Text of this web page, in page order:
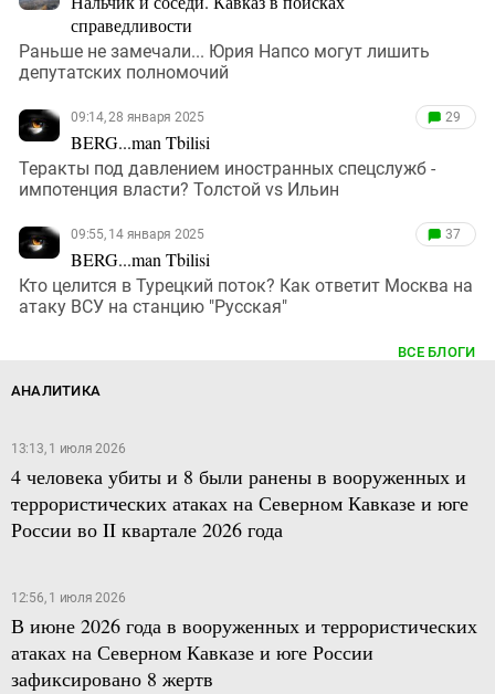
справедливости
Раньше не замечали... Юрия Напсо могут лишить
депутатских полномочий
09:14, 28 января 2025
BERG...man Tbilisi
29
Теракты под давлением иностранных спецслужб -
импотенция власти? Толстой vs Ильин
09:55, 14 января 2025
BERG...man Tbilisi
37
Кто целится в Турецкий поток? Как ответит Москва на
атаку ВСУ на станцию "Русская"
ВСЕ БЛОГИ
АНАЛИТИКА
13:13, 1 июля 2026
4 человека убиты и 8 были ранены в вооруженных и
террористических атаках на Северном Кавказе и юге
России во II квартале 2026 года
12:56, 1 июля 2026
В июне 2026 года в вооруженных и террористических
атаках на Северном Кавказе и юге России
зафиксировано 8 жертв